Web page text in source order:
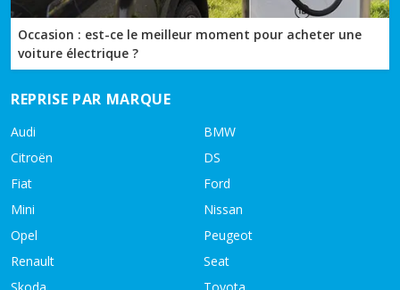
Occasion : est-ce le meilleur moment pour acheter une
voiture électrique ?
REPRISE PAR MARQUE
Audi
BMW
Citroën
DS
Fiat
Ford
Mini
Nissan
Opel
Peugeot
Renault
Seat